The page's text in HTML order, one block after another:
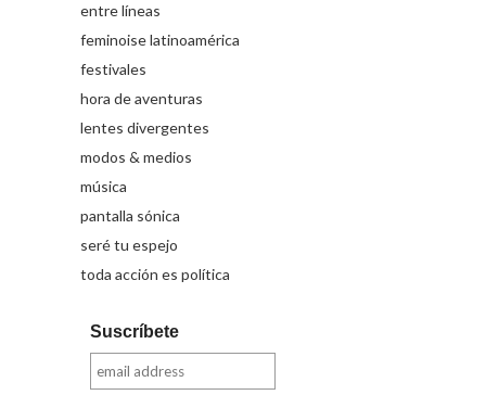
entre líneas
feminoise latinoamérica
festivales
hora de aventuras
lentes divergentes
modos & medios
música
pantalla sónica
seré tu espejo
toda acción es política
Suscríbete